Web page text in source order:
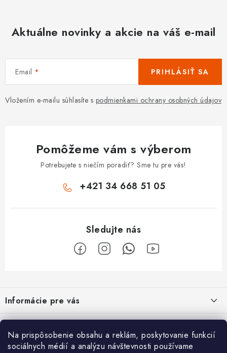
Na prispôsobenie obsahu a reklám, poskytovanie funkcií
sociálnych médií a analýzu návštevnosti používame
Aktuálne novinky a akcie na váš e-mail
Email
Vložením e-mailu súhlasíte s podmienkami ochrany osobných údajov
PRIHLÁSIŤ SA
Pomôžeme vám s výberom
Potrebujete s niečím poradiť? Sme tu pre vás!
+421 34 668 51 05
p
ä
Informácie pre vás
Obchodné podmienky
Odstúpenie od zmluvy
Vyrábame sauny na mieru